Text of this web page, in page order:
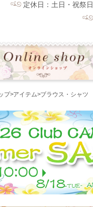
定休日：土日・祝祭日
プ>アイテム>ブラウス・シャツ